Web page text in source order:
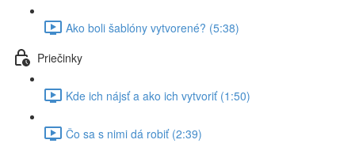
Ako boli šablóny vytvorené? (5:38)
Priečinky
Kde ich nájsť a ako ich vytvoriť (1:50)
Čo sa s nimi dá robiť (2:39)